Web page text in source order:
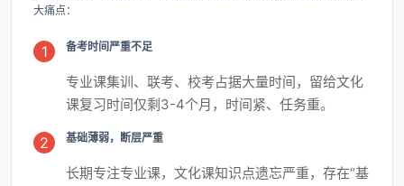
大痛点：
1 备考时间严重不足
专业课集训、联考、校考占据大量时间，留给文化
课复习时间仅剩3-4个月，时间紧、任务重。
2 基础薄弱，断层严重
长期专注专业课，文化课知识点遗忘严重，存在“基